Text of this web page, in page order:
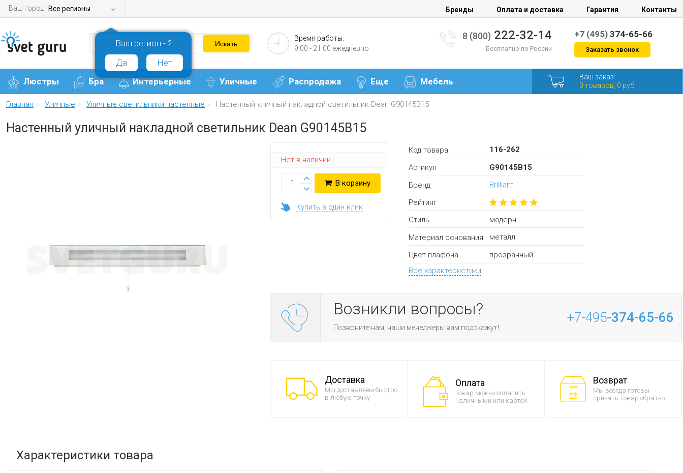
Ваш город: Все регионы
Ваш регион - ?
Да
Нет
Бренды Оплата и доставка Гарантия Контакты
Время работы:
9:00 - 21:00 ежедневно
8 (800) 222-32-14
Бесплатно по России
+7 (495)374-65-66
Заказать звонок
Люстры Бра Интерьерные Уличные Распродажа Еще Мебель
Ваш заказ:
0 товаров, 0 руб
Главная Уличные Уличные светильники настенные Настенный уличный накладной светильник Dean G90145B15
Настенный уличный накладной светильник Dean G90145B15
Нет в наличии
В корзину
Купить в один клик
Код товара
116-262
Артикул
G90145B15
Бренд
Brilliant
Рейтинг
Стиль
модерн
Материал основания
металл
Цвет плафона
прозрачный
Все характеристики
Возникли вопросы?
Позвоните нам, наши менеджеры вам подскажут!
+7-495-374-65-66
Доставка
Мы доставляем быстро
в любую точку
Оплата
Товар можно оплатить
наличными или картой
Возврат
Мы всегда готовы
принять товар обратно
Характеристики товара